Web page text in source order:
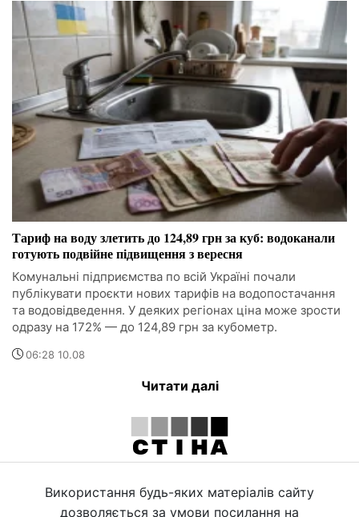
Тариф на воду злетить до 124,89 грн за куб: водоканали
готують подвійне підвищення з вересня
Комунальні підприємства по всій Україні почали
публікувати проєкти нових тарифів на водопостачання
та водовідведення. У деяких регіонах ціна може зрости
одразу на 172% — до 124,89 грн за кубометр.
06:28 10.08
Читати далі
Використання будь-яких матеріалів сайту
дозволяється за умови посилання на